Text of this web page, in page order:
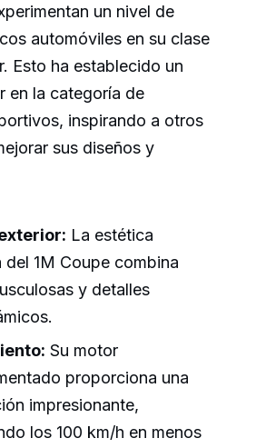
un nivel de
automóviles en su clase
Esto ha establecido un
en la categoría de
inspirando a otros
sus diseños y
La estética
del 1M Coupe combina
y detalles
Su motor
proporciona una
impresionante,
los 100 km/h en menos